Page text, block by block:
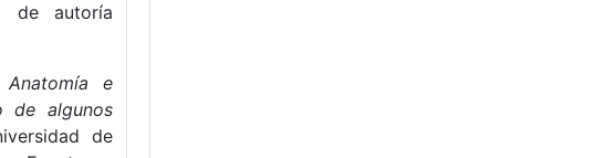
de autoría
Anatomía e
de algunos
de